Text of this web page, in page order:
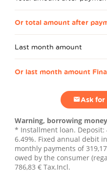
Or total amount after
Last month amount
Or last month amount
Ask
Warning, borrowing
* Installment loan. Deposit:
6.49%. Fixed annual debit
monthly payments of
owed by the consumer
786,83 € Tax.Incl.